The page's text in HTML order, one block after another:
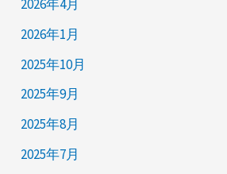
2026年4月
2026年1月
2025年10月
2025年9月
2025年8月
2025年7月